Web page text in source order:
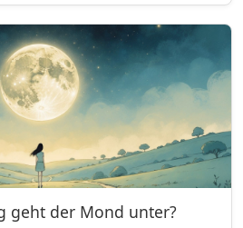
geht der Mond unter?